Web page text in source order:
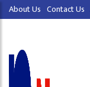
About Us Contact Us